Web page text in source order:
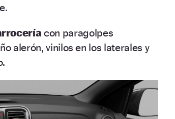
con paragolpes
alerón, vinilos en los laterales y